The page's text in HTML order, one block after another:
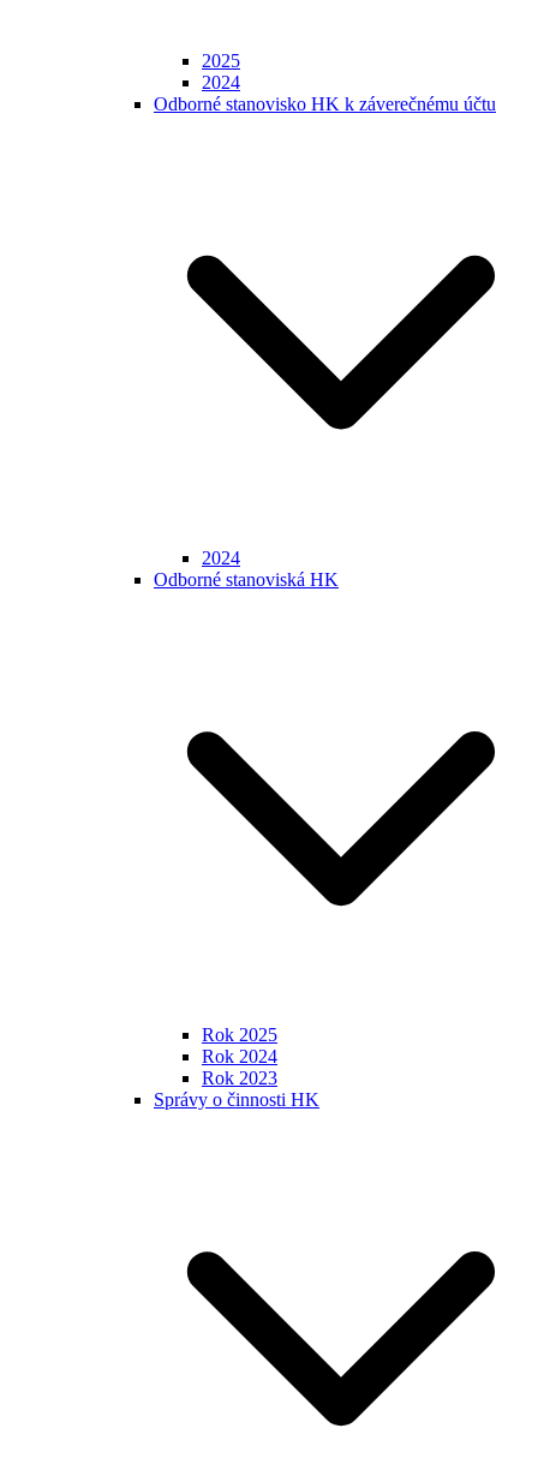
2025
2024
Odborné stanovisko HK k záverečnému účtu
2024
Odborné stanoviská HK
Rok 2025
Rok 2024
Rok 2023
Správy o činnosti HK